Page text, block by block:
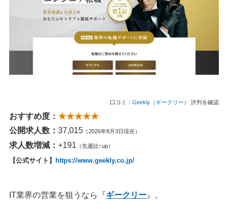
口コミ： Geekly（ギークリー） 評判を確認
おすすめ度： ★★★★★
公開求人数： 37,015 （2026年8月3日現在）
求人数増減： +191 （先週比↑up）
【公式サイト】 https://www.geekly.co.jp/
IT業界の営業を狙うなら『ギークリー 』。